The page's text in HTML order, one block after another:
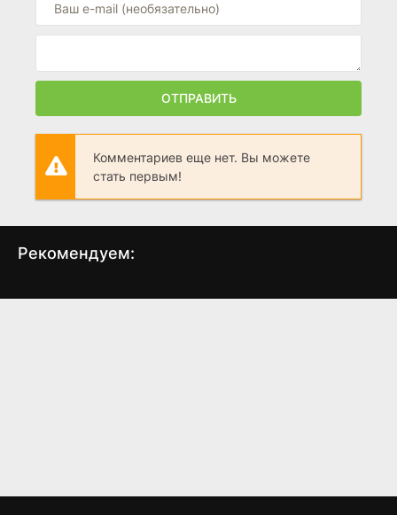
ОТПРАВИТЬ
Комментариев еще нет. Вы можете
стать первым!
Рекомендуем:
Эти священные обеты По кромке льда